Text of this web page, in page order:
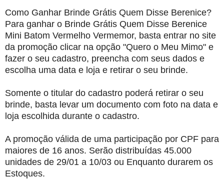
Como Ganhar Brinde Grátis Quem Disse Berenice?
Para ganhar o Brinde Grátis Quem Disse Berenice
Mini Batom Vermelho Vermemor, basta entrar no site
da promoção clicar na opção "Quero o Meu Mimo" e
fazer o seu cadastro, preencha com seus dados e
escolha uma data e loja e retirar o seu brinde.
Somente o titular do cadastro poderá retirar o seu
brinde, basta levar um documento com foto na data e
loja escolhida durante o cadastro.
A promoção válida de uma participação por CPF para
maiores de 16 anos. Serão distribuídas 45.000
unidades de 29/01 a 10/03 ou Enquanto durarem os
Estoques.